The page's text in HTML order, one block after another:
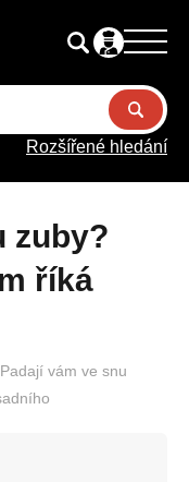
Rozšířené hledání
říká
Padají vám ve snu